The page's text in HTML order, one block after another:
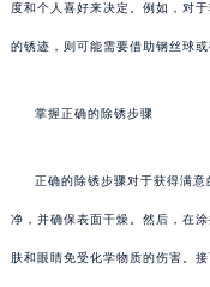
度和个人喜好来决定。例如，对
的锈迹，则可能需要借助钢丝球或
掌握正确的除锈步骤
正确的除锈步骤对于获得满
净，并确保表面干燥。然后，在
肤和眼睛免受化学物质的伤害。